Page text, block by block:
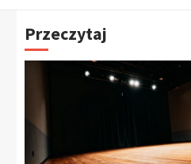
Przeczytaj